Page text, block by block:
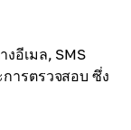
อีเมล, SMS
ารตรวจสอบ ซึ่ง